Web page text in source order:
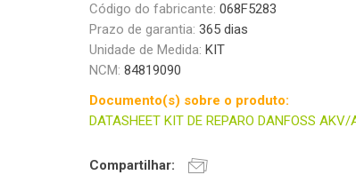
Código do fabricante: 068F5283
Prazo de garantia:365 dias
Unidade de Medida:KIT
NCM:84819090
Documento(s) sobre o produto:
DATASHEET KIT DE REPARO DANFOSS
Compartilhar: